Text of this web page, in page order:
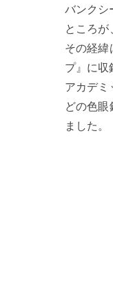
バンクシ
ところが
その経緯
プ』に収
アカデミ
どの色
ました。